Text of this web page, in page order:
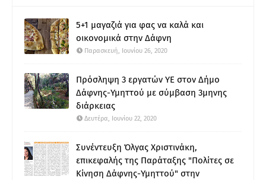
5+1 μαγαζιά για φας να καλά και
οικονομικά στην Δάφνη
Παρασκευή, Ιουνίου 26, 2020
Πρόσληψη 3 εργατών ΥΕ στον Δήμο
Δάφνης-Υμηττού με σύμβαση 3μηνης
διάρκειας
Δευτέρα, Ιουνίου 22, 2020
Συνέντευξη Όλγας Χριστινάκη,
επικεφαλής της Παράταξης "Πολίτες σε
Κίνηση Δάφνης-Υμηττού" στην